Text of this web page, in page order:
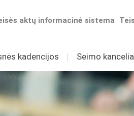
aktų informacinė sistema
kadencijos I Seimo